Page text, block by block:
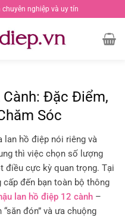
chuyên nghiệp và uy tín
Đặc Điểm,
Sóc
hồ điệp nói riêng và
thì việc chọn số lượng
điều cực kỳ quan trọng. Tại
cấp đến bạn toàn bộ thông
lan hồ điệp 12 cành –
đón” và ưa chuộng